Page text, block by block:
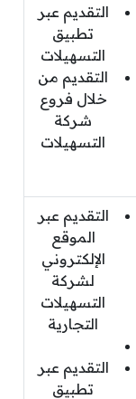
التقديم عبر
تطبيق
التسهيلات
التقديم من
خلال فروع
شركة
التسهيلات
التقديم عبر
الموقع
الإلكتروني
لشركة
التسهيلات
التجارية
التقديم عبر
تطبيق